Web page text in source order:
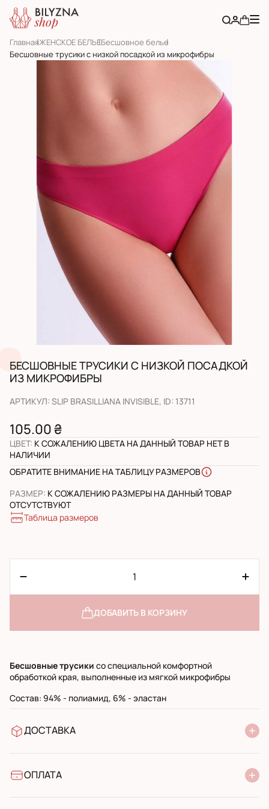
ГлавнаяЖЕНСКОЕ БЕЛЬЕБесшовное белье
Бесшовные трусики с низкой посадкой из микрофибры
БЕСШОВНЫЕ ТРУСИКИ С НИЗКОЙ ПОСАДКОЙ
ИЗ МИКРОФИБРЫ
АРТИКУЛ: SLIP BRASILLIANA INVISIBLE, ID: 13711
105.00 ₴
ЦВЕТ: К СОЖАЛЕНИЮ ЦВЕТА НА ДАННЫЙ ТОВАР НЕТ В
НАЛИЧИИ
ОБРАТИТЕ ВНИМАНИЕ НА ТАБЛИЦУ РАЗМЕРОВ
РАЗМЕР: К СОЖАЛЕНИЮ РАЗМЕРЫ НА ДАННЫЙ ТОВАР
ОТСУТСТВУЮТ
Таблица размеров
ДОБАВИТЬ В КОРЗИНУ
Бесшовные трусики со специальной комфортной
обработкой края, выполненные из мягкой микрофибры
Состав: 94% - полиамид, 6% - эластан
ДОСТАВКА
УкрПочта стандарт
ОПЛАТА
Банковский перевод